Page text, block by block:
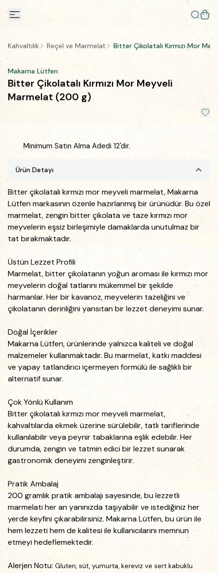
Kahvaltılık Reçel ve Marmelat Bitter Çikolatalı Kırmızı Mor
Makarna Lütfen
Bitter Çikolatalı Kırmızı Mor Meyveli
Marmelat (200 g)
Minimum Satın Alma Adedi 12'dir.
Ürün Detayı
Bitter çikolatalı kırmızı mor meyveli marmelat, Makarna
Lütfen markasının özenle hazırlanmış bir ürünüdür. Bu özel
marmelat, zengin bitter çikolata ve taze kırmızı mor
meyvelerin eşsiz birleşimiyle damaklarda unutulmaz bir
tat bırakmaktadır.
Üstün Lezzet Profili
Marmelat, bitter çikolatanın yoğun aroması ile kırmızı mor
meyvelerin doğal tatlarını mükemmel bir şekilde
harmanlar. Her bir kavanoz, meyvelerin tazeliğini ve
çikolatanın derinliğini yansıtan bir lezzet deneyimi sunar.
Doğal İçerikler
Makarna Lütfen, ürünlerinde yalnızca kaliteli ve doğal
malzemeler kullanmaktadır. Bu marmelat, katkı maddesi
ve yapay tatlandırıcı içermeyen formülü ile sağlıklı bir
alternatif sunar.
Çok Yönlü Kullanım
Bitter çikolatalı kırmızı mor meyveli marmelat,
kahvaltılarda ekmek üzerine sürülebilir, tatlı tariflerinde
kullanılabilir veya peynir tabaklarına eşlik edebilir. Her
durumda, zengin ve tatmin edici bir lezzet sunarak
gastronomik deneyimi zenginleştirir.
Pratik Ambalaj
200 gramlık pratik ambalajı sayesinde, bu lezzetli
marmelatı her an yanınızda taşıyabilir ve istediğiniz her
yerde keyfini çıkarabilirsiniz. Makarna Lütfen, bu ürün ile
hem lezzeti hem de kalitesi ile kullanıcılarını memnun
etmeyi hedeflemektedir.
Alerjen Notu: Gluten, süt, yumurta, kereviz ve sert kabuklu